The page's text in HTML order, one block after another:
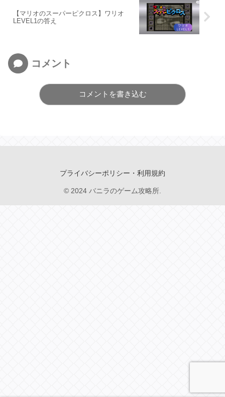
【マリオのスーパーピクロス】ワリオ
LEVEL1の答え
コメント
コメントを書き込む
プライバシーポリシー・利用規約
© 2024 バニラのゲーム攻略所.